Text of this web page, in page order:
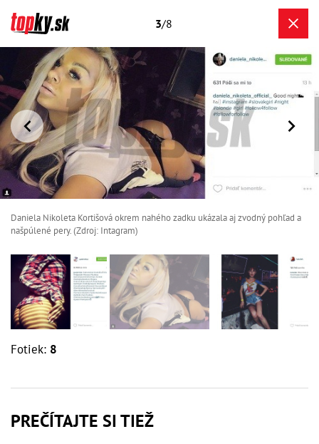
3/8
Daniela Nikoleta Kortišová okrem nahého zadku ukázala aj zvodný pohľad a
našpúlené pery. (Zdroj: Intagram)
Fotiek: 8
PREČÍTAJTE SI TIEŽ